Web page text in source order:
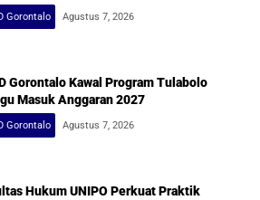
Gorontalo Agustus 7, 2026
Gorontalo Kawal Program Tulabolo
Masuk Anggaran 2027
Gorontalo Agustus 7, 2026
Hukum UNIPO Perkuat Praktik